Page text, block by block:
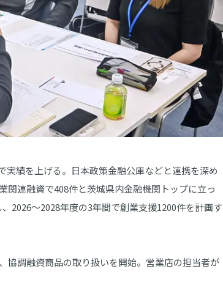
績を上げる。日本政策金融公庫などと連携を深め
関連融資で408件と茨城県内金融機関トップに立っ
2026～2028年度の3年間で創業支援1200件を計画す
調融資商品の取り扱いを開始。営業店の担当者が